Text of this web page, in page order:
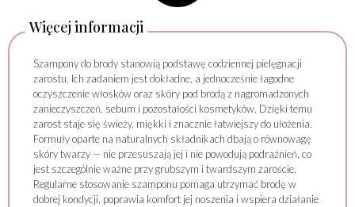
Więcej informacji
Szampony do brody stanowią podstawę codziennej pielęgnacji
zarostu. Ich zadaniem jest dokładne, a jednocześnie łagodne
oczyszczenie włosków oraz skóry pod brodą z nagromadzonych
zanieczyszczeń, sebum i pozostałości kosmetyków. Dzięki temu
zarost staje się świeży, miękki i znacznie łatwiejszy do ułożenia.
Formuły oparte na naturalnych składnikach dbają o równowagę
skóry twarzy — nie przesuszają jej i nie powodują podrażnień, co
jest szczególnie ważne przy grubszym i twardszym zaroście.
Regularne stosowanie szamponu pomaga utrzymać brodę w
dobrej kondycji, poprawia komfort jej noszenia i wspiera działanie